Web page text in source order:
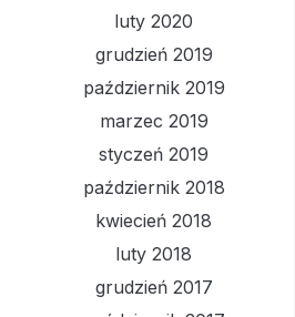
luty 2020
grudzień 2019
październik 2019
marzec 2019
styczeń 2019
październik 2018
kwiecień 2018
luty 2018
grudzień 2017